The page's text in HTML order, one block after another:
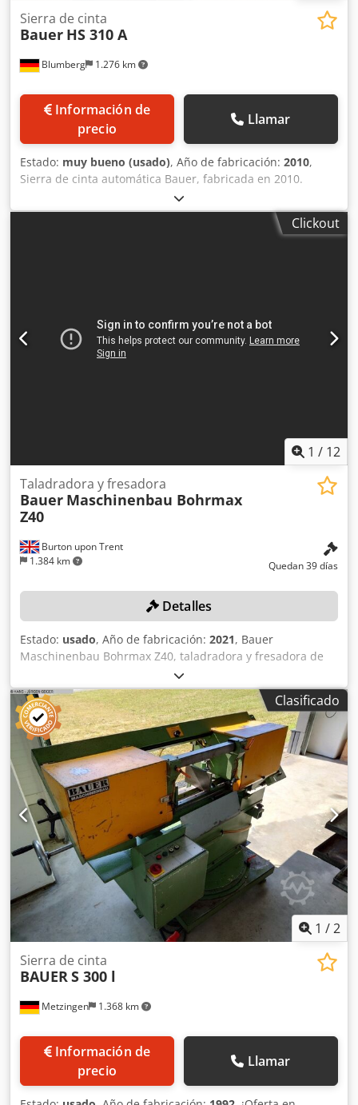
Blumberg 1.276 km
Sierra de cinta
Bauer HS 310 A
Información de
precio
Llamar
Estado: muy bueno (usado), Año de fabricación: 2010,
Sierra de cinta automática Bauer, fabricada en 2010.
Capacidad de corte circular: 300 mm. Capacidad de corte
plano: 20 x 220 mm. Longitud de la hoja de sierra: 3660 x
Clickout
1 / 12
Burton upon Trent
1.384 km
Taladradora y fresadora
Bauer Maschinenbau Bohrmax
Z40
Quedan 39 días
Detalles
Estado: usado, Año de fabricación: 2021, Bauer
Maschinenbau Bohrmax Z40, taladradora y fresadora de
sección, longitud total de la mesa: 4350 mm, 4 secciones
de 1050 mm de longitud, control de programa Penta NC
V2, ATC con capacidad para 10 herramientas, husillo CAT
40, potencia de 11 kW, recorrido del eje X = 4000 mm, eje Y
= 580 mm, eje Z = 700 mm, capacidad de taladrado: 3-40
mm, rango de velocidad de taladrado: 140-2300 rpm,
avance rápido en el eje X = 24 m/min, en los ejes Y y Z = 7,5
m/min, ancho de la mesa: 560 mm, distancia desde la
parte inferior del soporte de la herramienta hasta la mesa:
700 mm, motor de 7,5 kW. Número de serie: 21-0156 (2021)
Csdjzr Ix Aspfx Agpeha Ubicación: Estos lotes se
encuentran en Burton-on-Trent, Reino Unido.
Desafortunadamente, no hay instalaciones de carga en el
lugar; el desmontaje y la carga correrán por cuenta del
comprador.
Clasificado
1 /2
Metzingen 1.368 km
Sierra de cinta
BAUERS 300 l
Información de
precio
Llamar